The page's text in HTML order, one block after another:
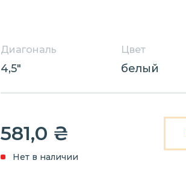
Диагональ
4,5"
Цвет
белый
581,0 ₴
Нет в наличии